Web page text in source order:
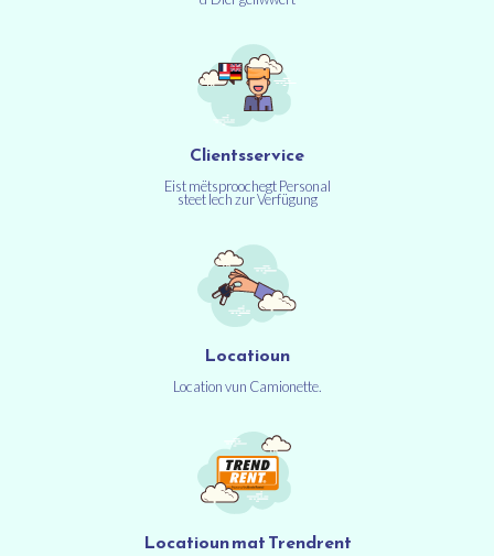
Clientsservice
Eist mëtsproochegt Personal
steet Iech zur Verfügung
Locatioun
Location vun Camionette.
Locatioun mat Trendrent